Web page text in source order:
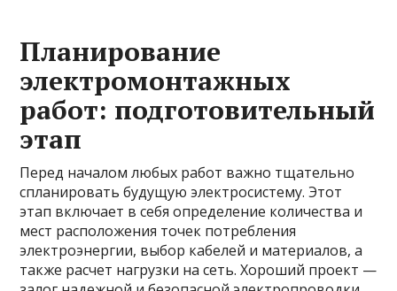
Планирование
электромонтажных
работ: подготовительный
этап
Перед началом любых работ важно тщательно
спланировать будущую электросистему. Этот
этап включает в себя определение количества и
мест расположения точек потребления
электроэнергии, выбор кабелей и материалов, а
также расчет нагрузки на сеть. Хороший проект —